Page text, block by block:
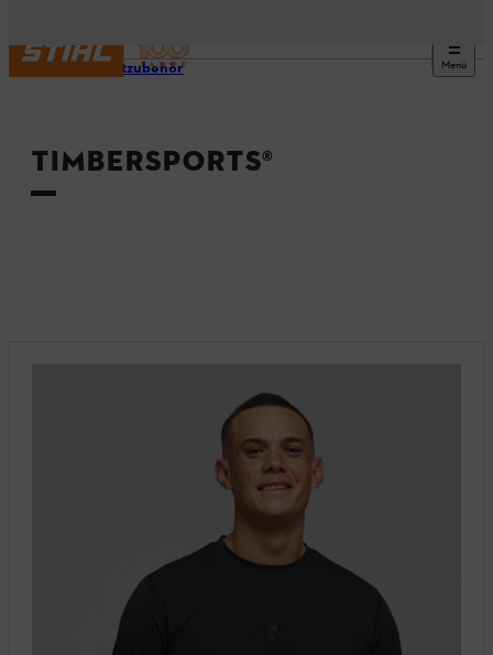
Menü
Produktzubehör
TIMBERSPORTS®